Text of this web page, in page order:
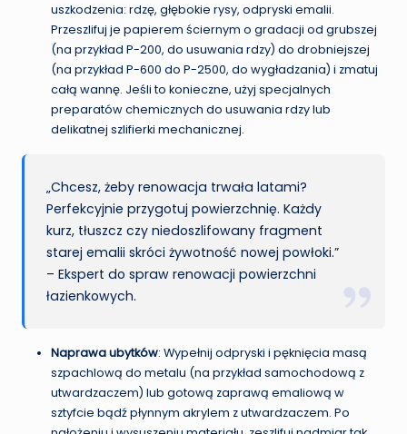
uszkodzenia: rdzę, głębokie rysy, odpryski emalii.
Przeszlifuj je papierem ściernym o gradacji od grubszej
(na przykład P-200, do usuwania rdzy) do drobniejszej
(na przykład P-600 do P-2500, do wygładzania) i zmatuj
całą wannę. Jeśli to konieczne, użyj specjalnych
preparatów chemicznych do usuwania rdzy lub
delikatnej szlifierki mechanicznej.
„Chcesz, żeby renowacja trwała latami?
Perfekcyjnie przygotuj powierzchnię. Każdy
kurz, tłuszcz czy niedoszlifowany fragment
starej emalii skróci żywotność nowej powłoki.”
– Ekspert do spraw renowacji powierzchni
łazienkowych.
Naprawa ubytków: Wypełnij odpryski i pęknięcia masą
szpachlową do metalu (na przykład samochodową z
utwardzaczem) lub gotową zaprawą emaliową w
sztyfcie bądź płynnym akrylem z utwardzaczem. Po